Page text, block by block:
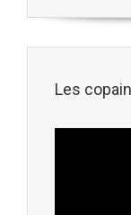
Les